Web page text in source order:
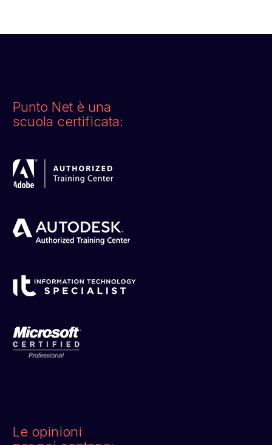
Punto Net è una
scuola certificata:
Le opinioni